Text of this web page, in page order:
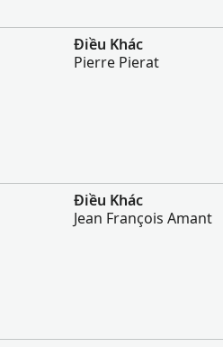
Điều Khác
Pierre Pierat
Điều Khác
Jean François Amant